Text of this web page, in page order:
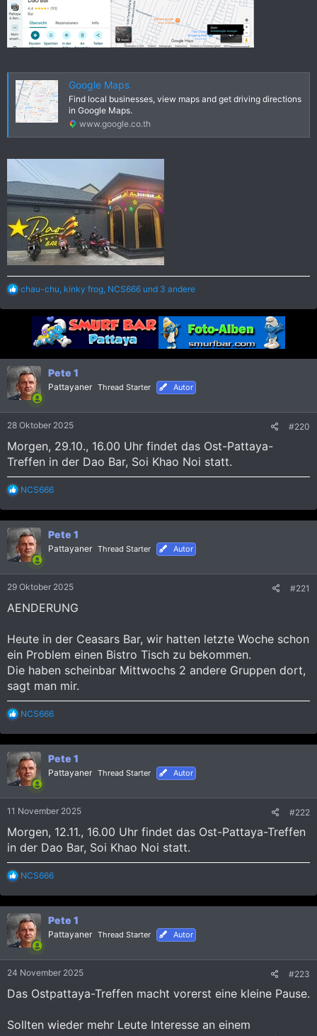
Google Maps
Find local businesses, view maps and get driving directions
in Google Maps.
www.google.co.th
R
a
n
e
n
:
chau-chu kinky frog NCS666 und 3 andere
Pete 1
Pattayaner Thread Starter Autor
28 Oktober 2025 #220
Morgen, 29.10., 16.00 Uhr findet das Ost-Pattaya-
Treffen in der Dao Bar, Soi Khao Noi statt.
R
a
k
t
i
o
n
:
NCS666
Pete 1
Pattayaner Thread Starter Autor
29 Oktober 2025 #221
AENDERUNG
Heute in der Ceasars Bar, wir hatten letzte Woche schon
ein Problem einen Bistro Tisch zu bekommen.
Die haben scheinbar Mittwochs 2 andere Gruppen dort,
sagt man mir.
R
a
k
t
i
o
n
NCS666
Pete 1
Pattayaner Thread Starter Autor
11 November 2025 #222
Morgen, 12.11., 16.00 Uhr findet das Ost-Pattaya-Treffen
in der Dao Bar, Soi Khao Noi statt.
R
a
k
t
i
o
n
NCS666
Pete 1
Pattayaner Thread Starter Autor
24 November 2025 #223
Das Ostpattaya-Treffen macht vorerst eine kleine Pause.
Sollten wieder mehr Leute Interesse an einem